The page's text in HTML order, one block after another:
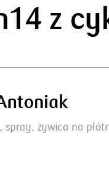
z
spray, żywica na